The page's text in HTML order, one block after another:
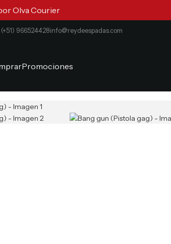
Olva Courier
(+51) 966524428info@reydeespadas.com
Promociones